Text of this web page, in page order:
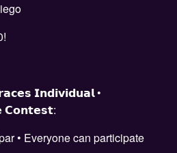
𝗜𝗻𝗱𝗶𝘃𝗶𝗱𝘂𝗮𝗹 •
𝗖𝗼𝗻𝘁𝗲𝘀𝘁:
• Everyone can participate